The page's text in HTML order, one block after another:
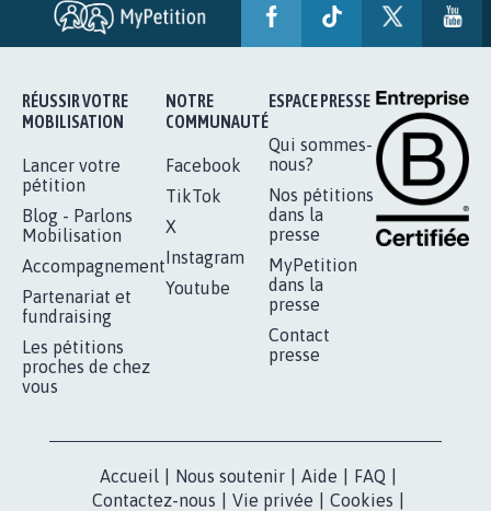
RÉUSSIR VOTRE
MOBILISATION
Lancer votre
pétition
Blog - Parlons
Mobilisation
Accompagnement
Partenariat et
fundraising
Les pétitions
proches de chez
vous
NOTRE
COMMUNAUTÉ
Facebook
TikTok
X
Instagram
Youtube
ESPACE PRESSE
Qui sommes-
nous?
Nos pétitions
dans la
presse
MyPetition
dans la
presse
Contact
presse
Accueil Nous soutenir Aide FAQ
Contactez-nous
Vie privée Cookies